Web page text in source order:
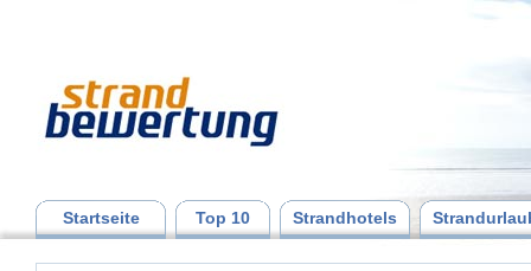
Startseite Top 10 Strandhotels